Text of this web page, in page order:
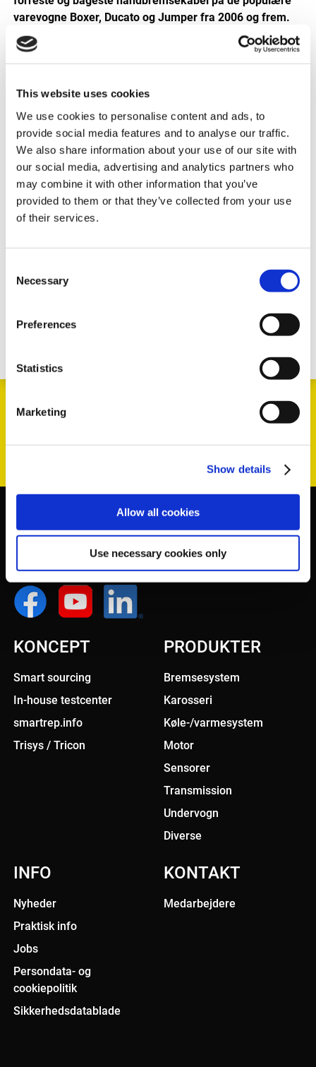
This website uses cookies
We use cookies to personalise content and ads, to
provide social media features and to analyse our traffic.
We also share information about your use of our site with
our social media, advertising and analytics partners who
may combine it with other information that you’ve
provided to them or that they’ve collected from your use
of their services.
Selection
Necessary
Preferences
Statistics
Marketing
Show details
Allow all cookies
Use necessary cookies only
varevogne Boxer, Ducato og Jumper fra 2006 og frem.
Hele anordningen, der lever et meget udsat liv og ofte
stopper med at fungere på grund af korrosion, bør i
skiftes for at sikre stabil drift. Hidtil har det kun været
muligt at bestille de nødvendige dele originalt og
enkeltvist - men det har vi nu lavet om på.
Triscan #8140 10920 – komplet håndbremsebeslag med
alle nødvendige dele.
Vores repset med varenummeret 8140 10920 indeholder
nemlig samtlige beslag, bolte, møtrikker, fjedre osv. som
er nødvendige for at sikre en korrekt og holdbar
KONCEPT
Smart sourcing
In-house testcenter
smartrep.info
Trisys / Tricon
PRODUKTER
Bremsesystem
Karosseri
Køle-/varmesystem
Motor
Sensorer
Transmission
Undervogn
Diverse
INFO
Nyheder
Praktisk info
Jobs
Persondata- og
cookiepolitik
Sikkerhedsdatablade
KONTAKT
Medarbejdere